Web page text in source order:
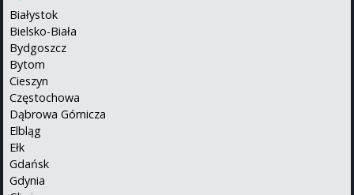
Białystok
Bielsko-Biała
Bydgoszcz
Bytom
Cieszyn
Częstochowa
Dąbrowa Górnicza
Elbląg
Ełk
Gdańsk
Gdynia